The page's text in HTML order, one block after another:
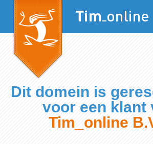
Dit domein is
voor een klant
Tim_online